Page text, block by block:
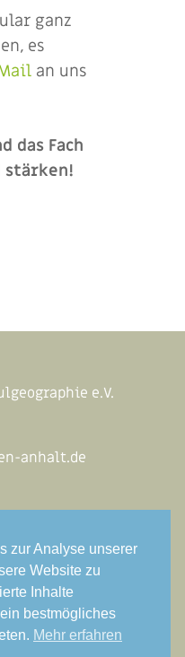
ganz
es
an uns
das Fach
stärken!
e.V.
anhalt.de
zur Analyse unserer
Website zu
Inhalte
bestmögliches
Mehr erfahren